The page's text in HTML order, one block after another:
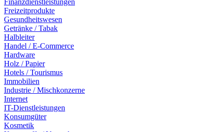
Finanzdienstleistungen
Freizeitprodukte
Gesundheitswesen
Getränke / Tabak
Halbleiter
Handel / E-Commerce
Hardware
Holz / Papier
Hotels / Tourismus
Immobilien
Industrie / Mischkonzerne
Internet
IT-Dienstleistungen
Konsumgüter
Kosmetik